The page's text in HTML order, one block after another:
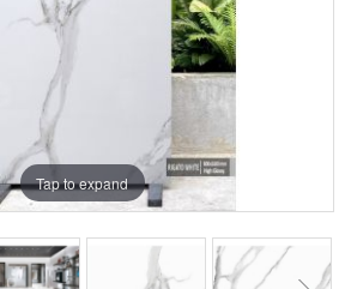
Tap to expand
Tap to expand
Tap to expand
Tap to expand
Tap to expand